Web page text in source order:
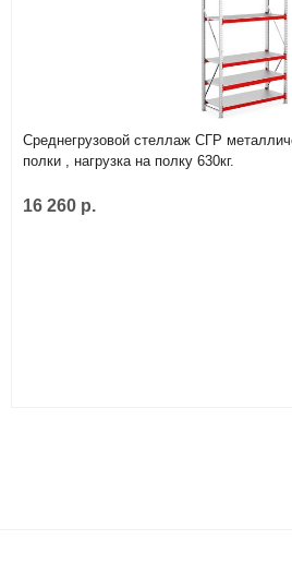
Среднегрузовой стеллаж СГР
полки , нагрузка на полку 630кг.
16 260 р.